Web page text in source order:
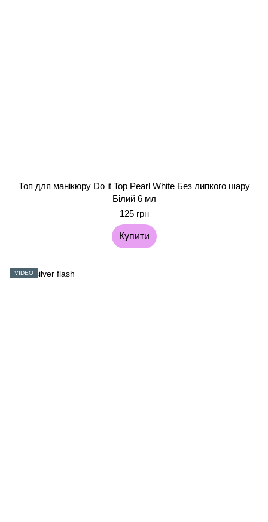
Топ для манікюру Do it Top Pearl White Без липкого шару
Білий 6 мл
125 грн
Купити
VIDEO